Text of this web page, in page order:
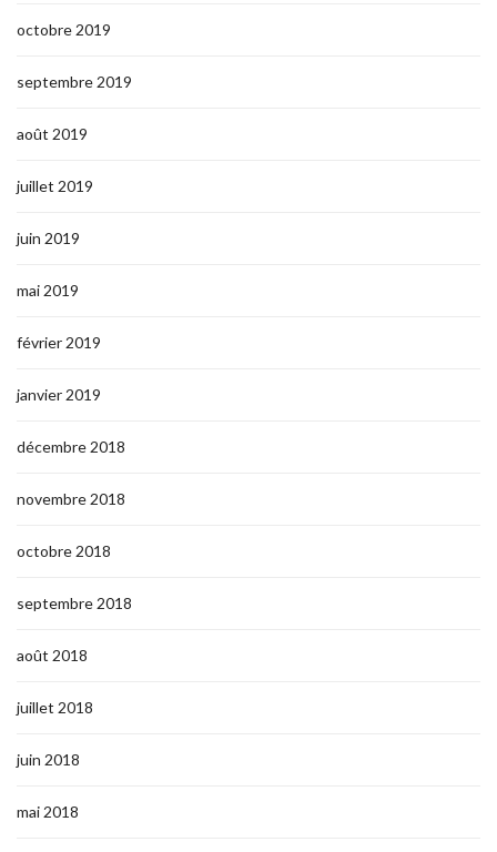
octobre 2019
septembre 2019
août 2019
juillet 2019
juin 2019
mai 2019
février 2019
janvier 2019
décembre 2018
novembre 2018
octobre 2018
septembre 2018
août 2018
juillet 2018
juin 2018
mai 2018